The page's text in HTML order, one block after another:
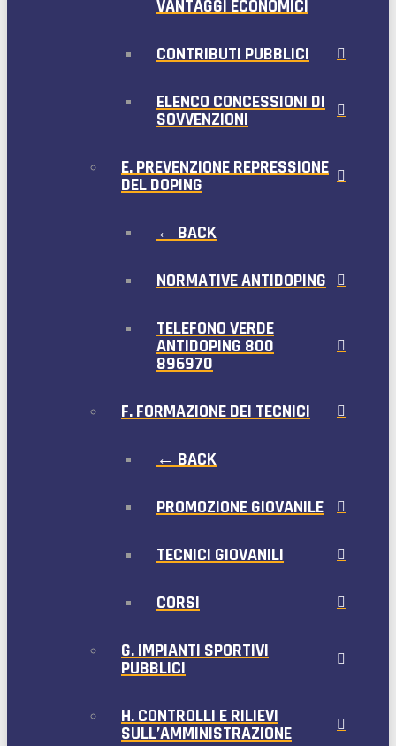
VANTAGGI ECONOMICI
CONTRIBUTI PUBBLICI
ELENCO CONCESSIONI DI
SOVVENZIONI
E. PREVENZIONE REPRESSIONE
DEL DOPING
← BACK
NORMATIVE ANTIDOPING
TELEFONO VERDE
ANTIDOPING 800
896970
F. FORMAZIONE DEI TECNICI
← BACK
PROMOZIONE GIOVANILE
TECNICI GIOVANILI
CORSI
G. IMPIANTI SPORTIVI
PUBBLICI
H. CONTROLLI E RILIEVI
SULL’AMMINISTRAZIONE